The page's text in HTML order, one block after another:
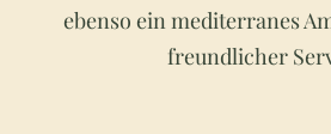
ebenso ein mediterranes
freundlicher